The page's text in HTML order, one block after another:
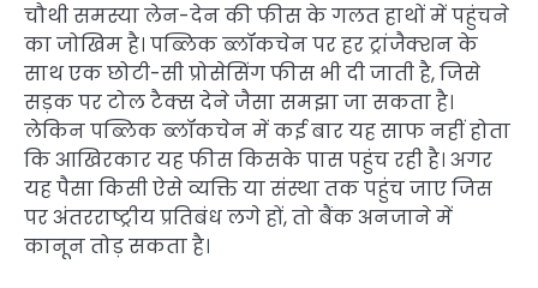
चौथी समस्या लेन-देन की फीस के गलत हाथों में पहुंचने
का जोखिम है। पब्लिक ब्लॉकचेन पर हर ट्रांजैक्शन के
साथ एक छोटी-सी प्रोसेसिंग फीस भी दी जाती है, जिसे
सड़क पर टोल टैक्स देने जैसा समझा जा सकता है।
लेकिन पब्लिक ब्लॉकचेन में कई बार यह साफ नहीं होता
कि आखिरकार यह फीस किसके पास पहुंच रही है। अगर
यह पैसा किसी ऐसे व्यक्ति या संस्था तक पहुंच जाए जिस
पर अंतरराष्ट्रीय प्रतिबंध लगे हों, तो बैंक अनजाने में
कानून तोड़ सकता है।